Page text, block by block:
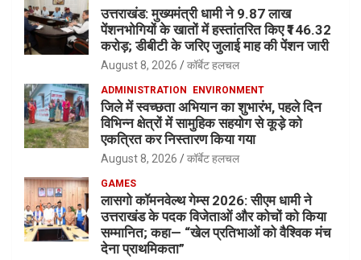
उत्तराखंड: मुख्यमंत्री धामी ने 9.87 लाख
पेंशनभोगियों के खातों में हस्तांतरित किए ₹146.32
करोड़; डीबीटी के जरिए जुलाई माह की पेंशन जारी
August 8, 2026 कॉर्बेट हलचल
ADMINISTRATION ENVIRONMENT
जिले में स्वच्छता अभियान का शुभारंभ, पहले दिन
विभिन्न क्षेत्रों में सामुहिक सहयोग से कूड़े को
एकत्रित कर निस्तारण किया गया
August 8, 2026 कॉर्बेट हलचल
GAMES
लासगो कॉमनवेल्थ गेम्स 2026: सीएम धामी ने
उत्तराखंड के पदक विजेताओं और कोचों को किया
सम्मानित; कहा— “खेल प्रतिभाओं को वैश्विक मंच
देना प्राथमिकता”